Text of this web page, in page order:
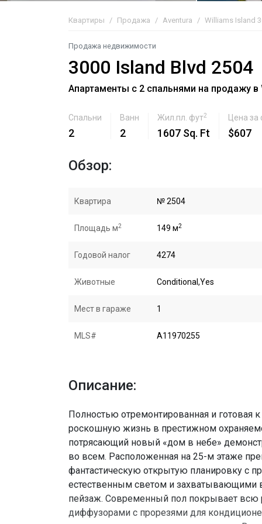
Квартиры Продажа Aventura Williams Island
Продажа недвижимости
3000 Island Blvd 2504
Апартаменты с 2 спальнями на продажу в
Спальни
2
Ванн
2
Жил.пл. фут2
1607 Sq. Ft
Цена за
$607
Обзор:
Квартира № 2504
Площадь м2 149 м2
Годовой налог 4274
Животные Conditional,Yes
Мест в гараже 1
MLS# A11970255
Описание:
Полностью отремонтированная и
роскошную жизнь в престижном
потрясающий новый «дом в небе»
во всем. Расположенная на 25-м этаже
фантастическую открытую планировку
естественным светом и захватывающими
пейзаж. Современный пол покрывает
диффузорами с прорезями для